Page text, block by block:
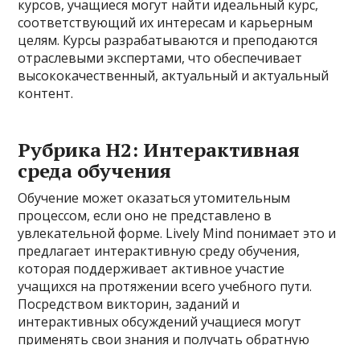
курсов, учащиеся могут найти идеальный курс,
соответствующий их интересам и карьерным
целям. Курсы разрабатываются и преподаются
отраслевыми экспертами, что обеспечивает
высококачественный, актуальный и актуальный
контент.
Рубрика H2: Интерактивная
среда обучения
Обучение может оказаться утомительным
процессом, если оно не представлено в
увлекательной форме. Lively Mind понимает это и
предлагает интерактивную среду обучения,
которая поддерживает активное участие
учащихся на протяжении всего учебного пути.
Посредством викторин, заданий и
интерактивных обсуждений учащиеся могут
применять свои знания и получать обратную